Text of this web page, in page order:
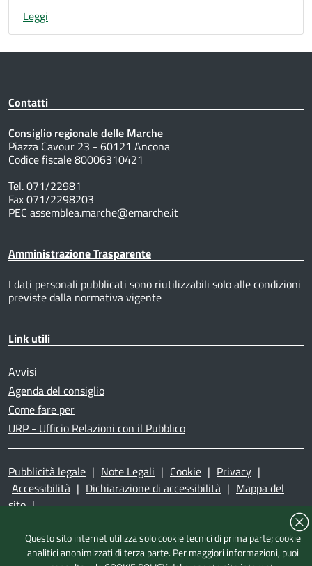
Leggi
Contatti
Consiglio regionale delle Marche
Piazza Cavour 23 - 60121 Ancona
Codice fiscale 80006310421
Tel. 071/22981
Fax 071/2298203
PEC assemblea.marche@emarche.it
Amministrazione Trasparente
I dati personali pubblicati sono riutilizzabili solo alle condizioni
previste dalla normativa vigente
Link utili
Avvisi
Agenda del consiglio
Come fare per
URP - Ufficio Relazioni con il Pubblico
Pubblicità legale | Note Legali | Cookie | Privacy |
Accessibilità | Dichiarazione di accessibilità | Mappa del
sito |
Questo sito internet utilizza solo cookie tecnici di prima parte; cookie
analitici anonimizzati di terza parte. Per maggiori informazioni, puoi